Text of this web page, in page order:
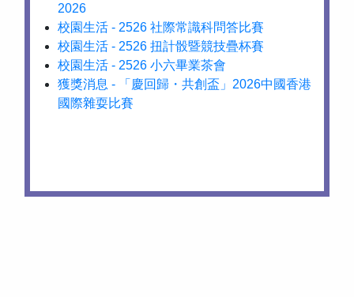
2026
校園生活 - 2526 社際常識科問答比賽
校園生活 - 2526 扭計骰暨競技疊杯賽
校園生活 - 2526 小六畢業茶會
獲獎消息 - 「慶回歸・共創盃」2026中國香港
國際雜耍比賽